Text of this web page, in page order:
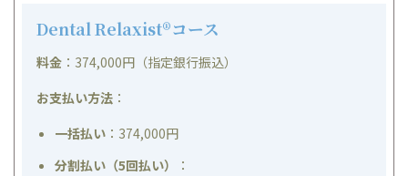
Dental Relaxist®コース
料金 ：374,000円（指定銀行振込）
お支払い方法 ：
一括払い ：374,000円
分割払い（5回払い）
：